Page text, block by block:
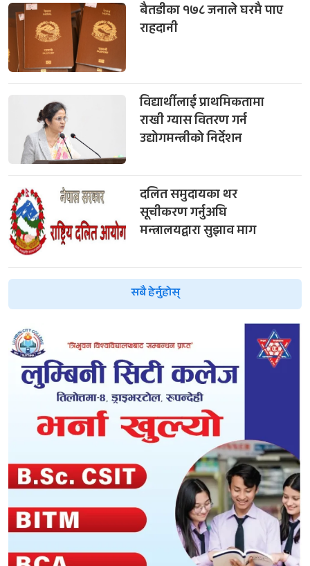
बैतडीका १७८ जनाले घरमै पाए
राहदानी
विद्यार्थीलाई प्राथमिकतामा
राखी ग्यास वितरण गर्न
उद्योगमन्त्रीको निर्देशन
दलित समुदायका थर
सूचीकरण गर्नुअघि
मन्त्रालयद्वारा सुझाव माग
सबै हेर्नुहोस्